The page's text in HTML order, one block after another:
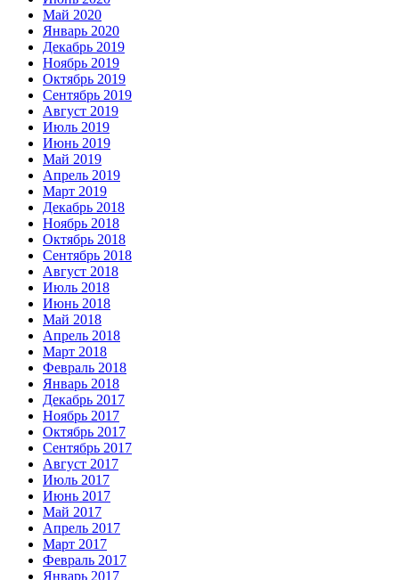
Май 2020
Январь 2020
Декабрь 2019
Ноябрь 2019
Октябрь 2019
Сентябрь 2019
Август 2019
Июль 2019
Июнь 2019
Май 2019
Апрель 2019
Март 2019
Декабрь 2018
Ноябрь 2018
Октябрь 2018
Сентябрь 2018
Август 2018
Июль 2018
Июнь 2018
Май 2018
Апрель 2018
Март 2018
Февраль 2018
Январь 2018
Декабрь 2017
Ноябрь 2017
Октябрь 2017
Сентябрь 2017
Август 2017
Июль 2017
Июнь 2017
Май 2017
Апрель 2017
Март 2017
Февраль 2017
Январь 2017